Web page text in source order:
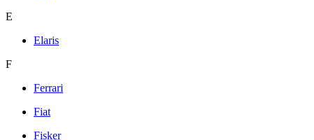
E
Elaris
F
Ferrari
Fiat
Fisker